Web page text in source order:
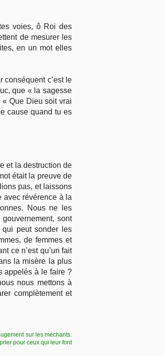
voies, ô Roi des
de mesurer les
en un mot elles
conséquent c’est le
que « la sagesse
Que Dieu soit vrai
cause quand tu es
et la destruction de
était la preuve de
pas, et laissons
avec révérence à la
Nous ne les
sont
qui peut sonder les
de femmes et
ce n’est qu’un fait
la misère la plus
appelés à le faire ?
nous mettons à
complètement et
sur les méchants.
pour ceux qui leur font